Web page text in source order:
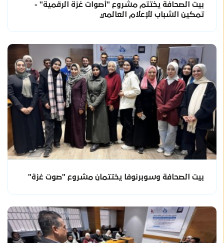
بيت الصحافة يختتم مشروع "أصوات غزة الرقمية" -
تمكين الشباب للإعلام العالمي
بيت الصحافة وسوبرنوفا يختتمان مشروع "صوت غزة"